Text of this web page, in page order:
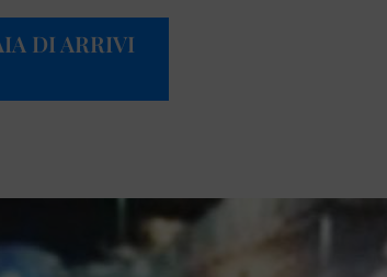
DI ARRIVI